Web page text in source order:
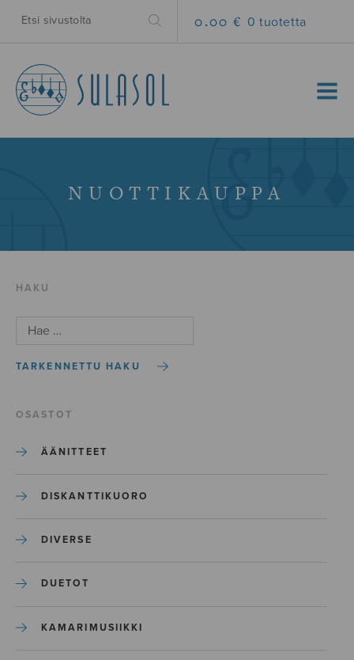
0.00 € 0 tuotetta
MENU
NUOTTIKAUPPA
HAKU
TARKENNETTU HAKU
OSASTOT
ÄÄNITTEET
DISKANTTIKUORO
DIVERSE
DUETOT
KAMARIMUSIIKKI